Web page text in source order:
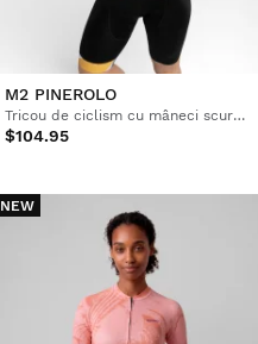
M2 PINEROLO
Tricou de ciclism cu mâneci scurte pentru femei
$104.95
NEW